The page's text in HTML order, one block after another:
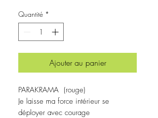
Quantité *
Ajouter au panier
PARAKRAMA (rouge)
Je laisse ma force intérieur se
déployer avec courage